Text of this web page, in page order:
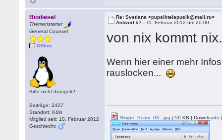
Biodiesel
Themenstarter
General Counsel
Offline
Bitte nicht drängeln!
Beiträge: 2427
Standort: Köln
Mitglied seit: 10. Februar 2012
Geschlecht:
Re: Svetlana <pupsiktelepusik@mail.ru>
Antwort #7 - 11. Februar 2012 um 20:00
von nix kommt
Wenn hier einer mehr
rauslocken...
Skype_Scam_03_.jpg ( 50 KB | Downloads )